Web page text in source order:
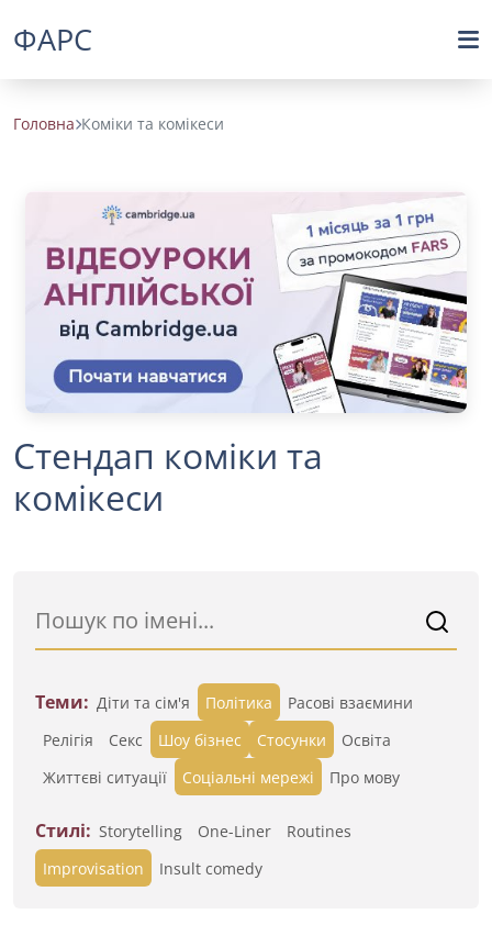
ФАРС
Головна Коміки та комікеси
Стендап коміки та
комікеси
Теми: Діти та сім'я Політика
Расові взаємини
Релігія
Секс Шоу бізнес Стосунки
Освіта
Життєві ситуації
Cоціальні мережі Про мову
Стилі: Storytelling One-Liner
Routines
Improvisation
Insult comedy